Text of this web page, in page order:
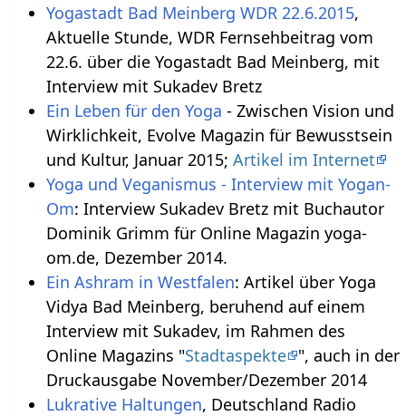
Yogastadt Bad Meinberg WDR 22.6.2015,
Aktuelle Stunde, WDR Fernsehbeitrag vom
22.6. über die Yogastadt Bad Meinberg, mit
Interview mit Sukadev Bretz
Ein Leben für den Yoga - Zwischen Vision und
Wirklichkeit, Evolve Magazin für Bewusstsein
und Kultur, Januar 2015; Artikel im Internet
Yoga und Veganismus - Interview mit Yogan-
Om: Interview Sukadev Bretz mit Buchautor
Dominik Grimm für Online Magazin yoga-
om.de, Dezember 2014.
Ein Ashram in Westfalen: Artikel über Yoga
Vidya Bad Meinberg, beruhend auf einem
Interview mit Sukadev, im Rahmen des
Online Magazins "Stadtaspekte ", auch in der
Druckausgabe November/Dezember 2014
Lukrative Haltungen, Deutschland Radio